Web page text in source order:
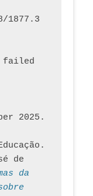
1877.3
failed
2025.
de
da